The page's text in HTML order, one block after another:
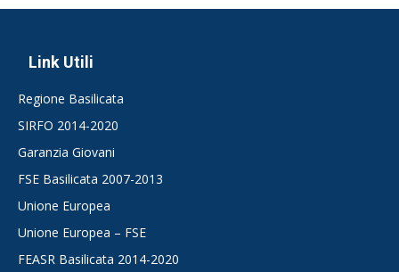
Link Utili
Regione Basilicata
SIRFO 2014-2020
Garanzia Giovani
FSE Basilicata 2007-2013
Unione Europea
Unione Europea – FSE
FEASR Basilicata 2014-2020